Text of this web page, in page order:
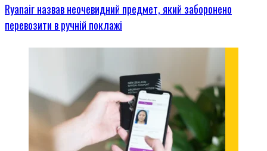
Ryanair назвав неочевидний предмет, який заборонено
перевозити в ручній поклажі